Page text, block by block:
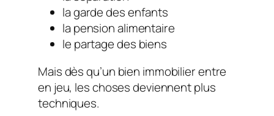
la garde des enfants
la pension alimentaire
le partage des biens
Mais dès qu’un bien immobilier entre
en jeu, les choses deviennent plus
techniques.